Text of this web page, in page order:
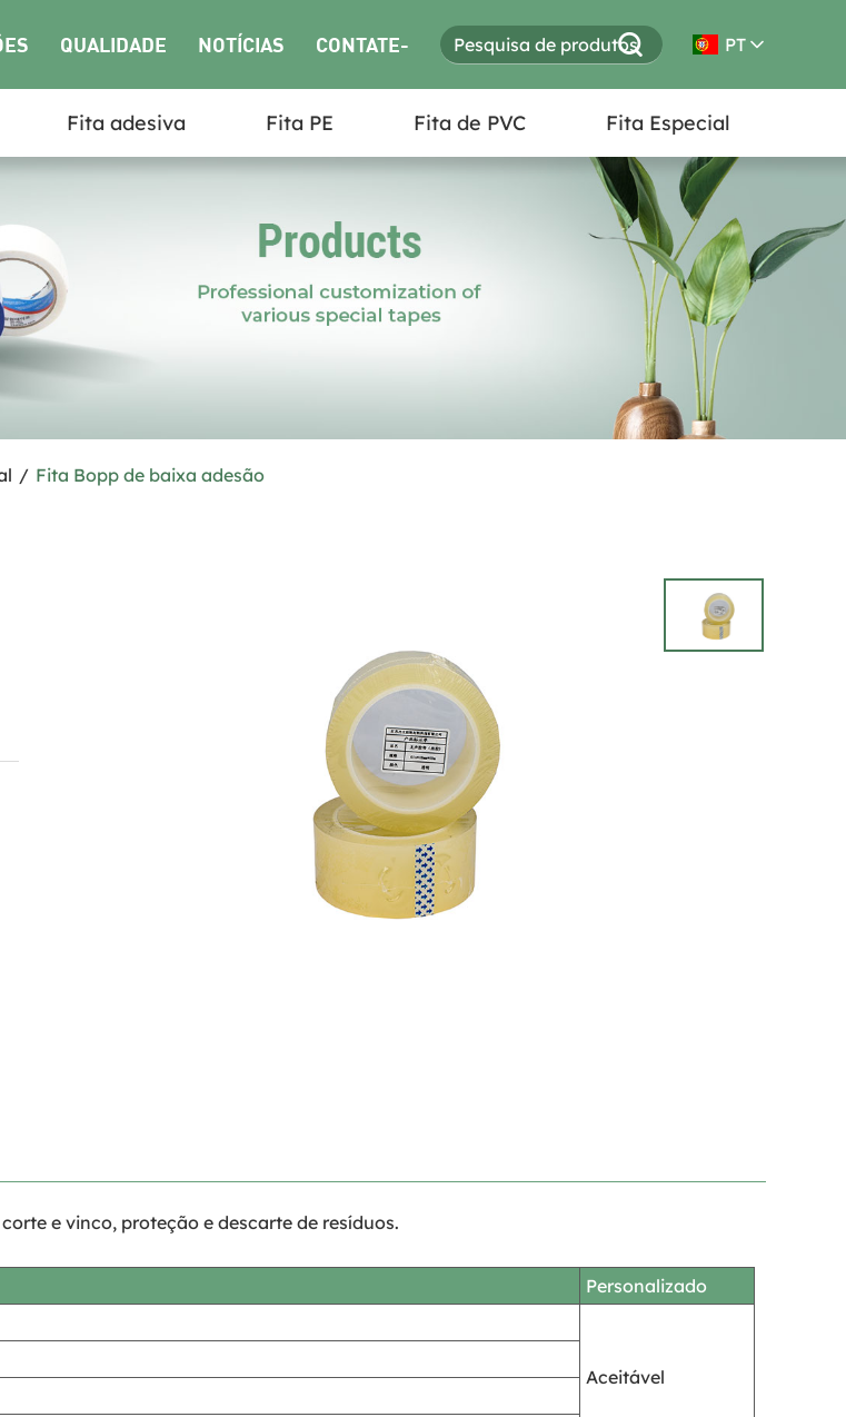
QUALIDADE NOTÍCIAS CONTATE-
NOS
PT
Fita adesiva Fita PE Fita de PVC Fita Especial
/ Fita Bopp de baixa adesão
e vinco, proteção e descarte de resíduos.
Personalizado
Aceitável